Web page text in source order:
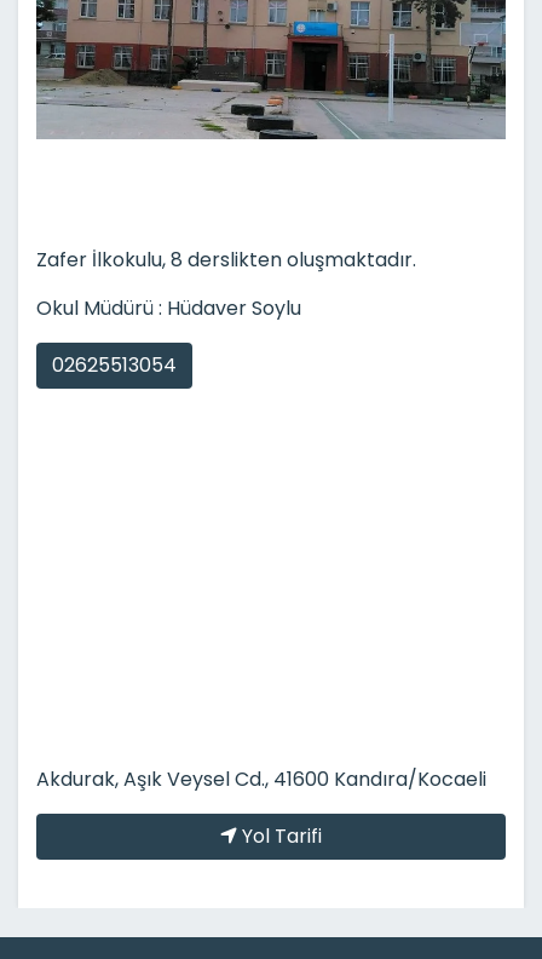
Zafer İlkokulu, 8 derslikten oluşmaktadır.
Okul Müdürü : Hüdaver Soylu
02625513054
Akdurak, Aşık Veysel Cd., 41600 Kandıra/Kocaeli
Yol Tarifi